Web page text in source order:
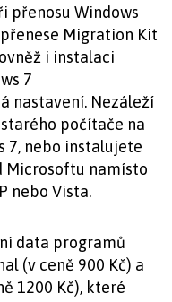
přenosu Windows
Migration Kit
i instalaci
7
nastavení. Nezáleží
počítače na
7, nebo instalujete
Microsoftu namísto
nebo Vista.
data programů
(v ceně 900 Kč) a
1200 Kč), které